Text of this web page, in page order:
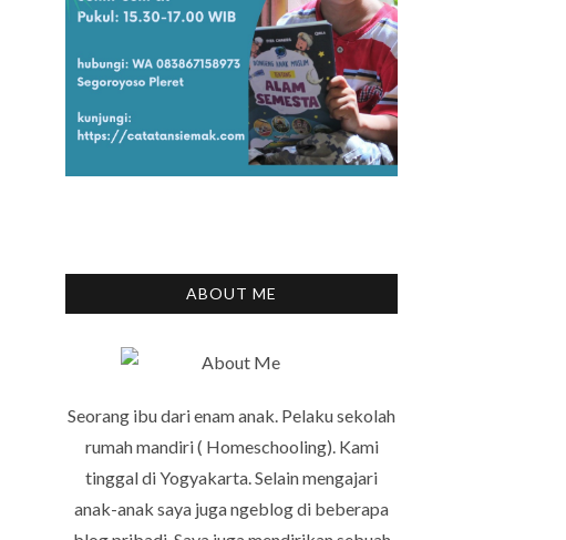
ABOUT ME
Seorang ibu dari enam anak. Pelaku sekolah
rumah mandiri ( Homeschooling). Kami
tinggal di Yogyakarta. Selain mengajari
anak-anak saya juga ngeblog di beberapa